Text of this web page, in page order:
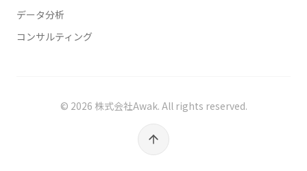
データ分析
コンサルティング
© 2026 株式会社Awak. All rights reserved.